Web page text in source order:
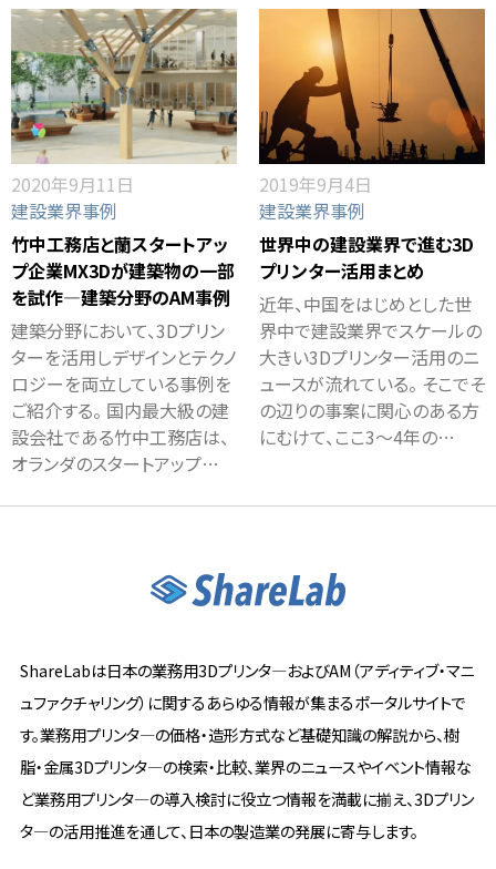
2020年9月11日
建設業界事例
竹中工務店と蘭スタートアッ
プ企業MX3Dが建築物の一部
を試作―建築分野のAM事例
建築分野において、3Dプリン
ターを活用しデザインとテクノ
ロジーを両立している事例を
ご紹介する。 国内最大級の建
設会社である竹中工務店は、
オランダのスタートアップ…
2019年9月4日
建設業界事例
世界中の建設業界で進む3D
プリンター活用まとめ
近年、中国をはじめとした世
界中で建設業界でスケールの
大きい3Dプリンター活用のニ
ュースが流れている。 そこでそ
の辺りの事案に関心のある方
にむけて、ここ3～4年の…
ShareLabは日本の業務用3Dプリンタ―およびAM（アディティブ・マニ
ュファクチャリング）に関するあらゆる情報が集まるポータルサイトで
す。業務用プリンタ―の価格・造形方式など基礎知識の解説から、樹
脂・金属3Dプリンタ―の検索・比較、業界のニュースやイベント情報な
ど業務用プリンタ―の導入検討に役立つ情報を満載に揃え、3Dプリン
タ―の活用推進を通して、日本の製造業の発展に寄与します。